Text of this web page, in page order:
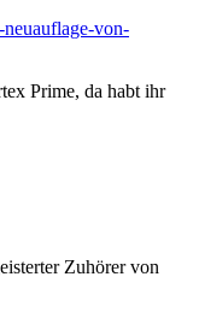
von-
Prime, da habt ihr
Zuhörer von